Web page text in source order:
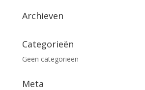
Archieven
Categorieën
Geen categorieën
Meta